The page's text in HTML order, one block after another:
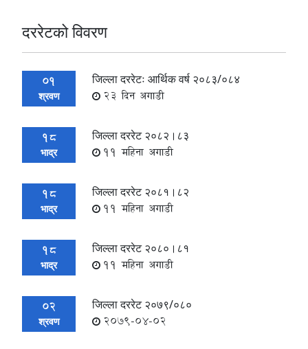
दररेटको विवरण
01
श्रवण
जिल्ला दररेटः आर्थिक वर्ष २०८३/०८४
23 दिन अगाडी
18
भाद्र
जिल्ला दररेट २०८२।८३
11 महिना अगाडी
18
भाद्र
जिल्ला दररेट २०८१।८२
11 महिना अगाडी
18
भाद्र
जिल्ला दररेट २०८०।८१
11 महिना अगाडी
02
श्रवण
जिल्ला दररेट २०७९/०८०
2079-04-02